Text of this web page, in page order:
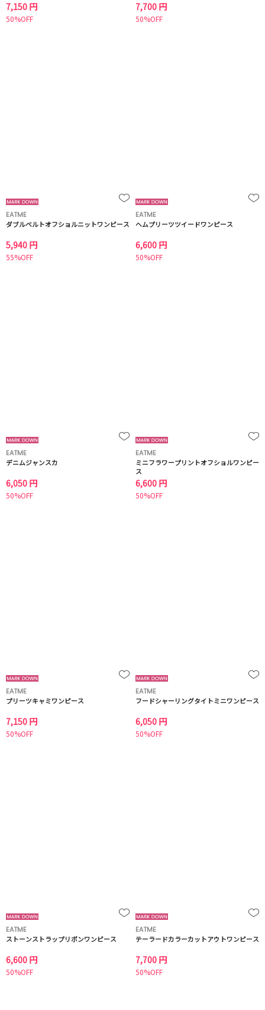
7,150 円
50%OFF
7,700 円
50%OFF
EATME
ダブルベルトオフショルニットワンピース
5,940 円
55%OFF
EATME
ヘムプリーツツイードワンピース
6,600 円
50%OFF
EATME
デニムジャンスカ
6,050 円
50%OFF
EATME
ミニフラワープリントオフショルワンピー
ス
6,600 円
50%OFF
EATME
プリーツキャミワンピース
7,150 円
50%OFF
EATME
フードシャーリングタイトミニワンピース
6,050 円
50%OFF
EATME
ストーンストラップリボンワンピース
6,600 円
50%OFF
EATME
テーラードカラーカットアウトワンピース
7,700 円
50%OFF